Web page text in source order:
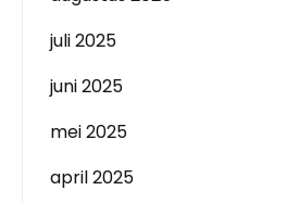
juli 2025
juni 2025
mei 2025
april 2025